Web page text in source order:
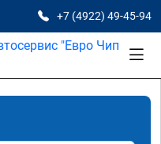
+7 (4922) 49-45-94